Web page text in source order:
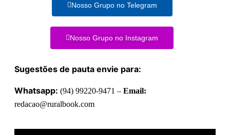
Nosso Grupo no Telegram
Nosso Grupo no Instagram
Sugestões de pauta envie para:
Whatsapp: (94) 99220-9471 – Email:
redacao@ruralbook.com